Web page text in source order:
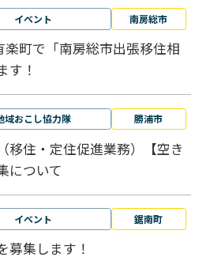
イベント 南房総市
楽町で「南房総市出張移住相
す！
域おこし協力隊 勝浦市
移住・定住促進業務）【空き
について
イベント 鋸南町
募集します！